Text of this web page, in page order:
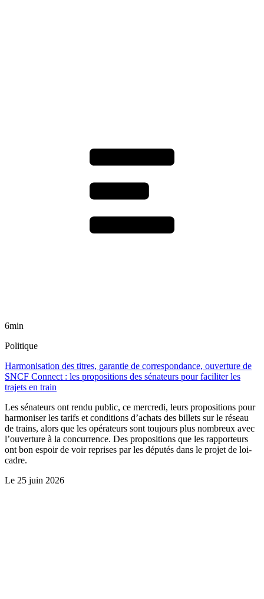
6min
Politique
Harmonisation des titres, garantie de correspondance, ouverture de
SNCF Connect : les propositions des sénateurs pour faciliter les
trajets en train
Les sénateurs ont rendu public, ce mercredi, leurs propositions pour
harmoniser les tarifs et conditions d’achats des billets sur le réseau
de trains, alors que les opérateurs sont toujours plus nombreux avec
l’ouverture à la concurrence. Des propositions que les rapporteurs
ont bon espoir de voir reprises par les députés dans le projet de loi-
cadre.
Le 25 juin 2026